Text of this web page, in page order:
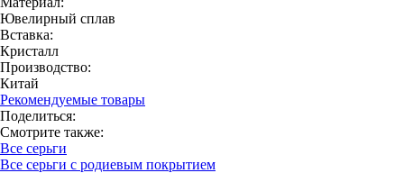
Ювелирный сплав
Вставка:
Кристалл
Производство:
Китай
Рекомендуемые товары
Поделиться:
Смотрите также:
Все серьги
Все серьги с родиевым покрытием